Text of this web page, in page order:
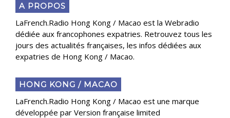
A PROPOS
LaFrench.Radio Hong Kong / Macao est la Webradio
dédiée aux francophones expatries. Retrouvez tous les
jours des actualités françaises, les infos dédiées aux
expatries de Hong Kong / Macao.
HONG KONG / MACAO
LaFrench.Radio Hong Kong / Macao est une marque
développée par Version française limited